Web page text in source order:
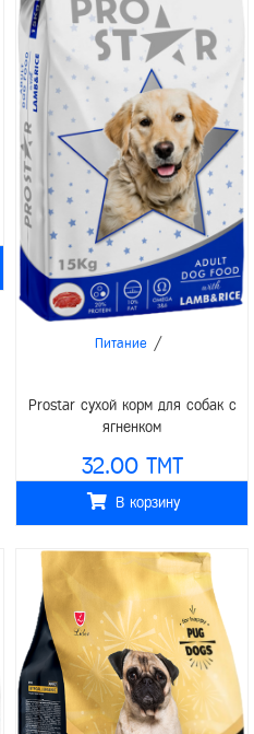
Питание /
Prostar сухой корм для собак с
ягненком
32.00 TMT
В корзину